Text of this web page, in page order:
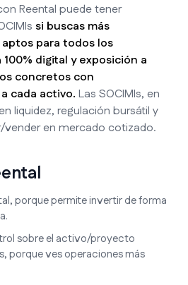
Reental puede tener
si buscas más
para todos los
digital y exposición a
concretos con
cada activo. Las SOCIMIs, en
liquidez, regulación bursátil y
en mercado cotizado.
porque permite invertir de forma
sobre el activo/proyecto
porque ves operaciones más